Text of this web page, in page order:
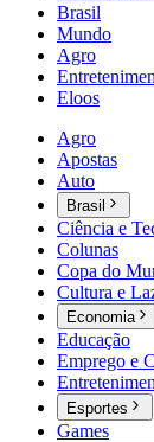
Brasil
Mundo
Agro
Eloos
Agro
Apostas
Auto
Brasil
Ciência e
Colunas
Copa do
Cultura e
Economia
Educação
Emprego e
Esportes
Games